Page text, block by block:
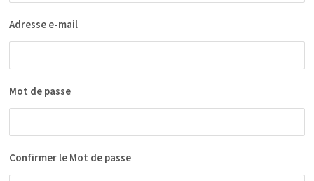
Adresse e-mail
Mot de passe
Confirmer le Mot de passe